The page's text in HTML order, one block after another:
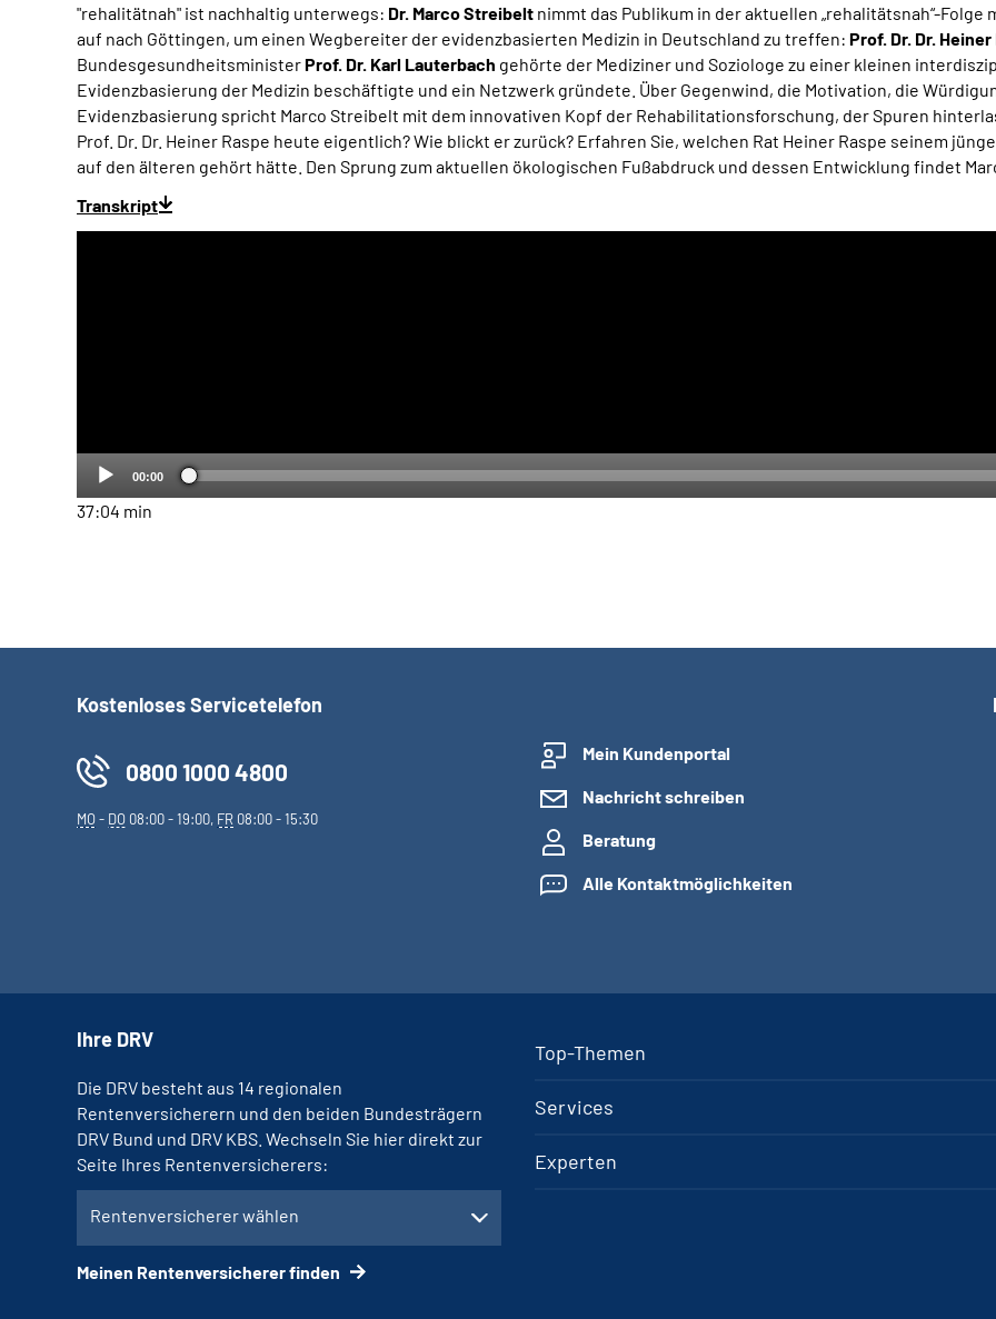
"rehalitätnah" ist nachhaltig unterwegs: Dr. Marco Streibelt nimmt das Publikum in der aktuellen „rehalitätsnah“-Folge
auf nach Göttingen, um einen Wegbereiter der evidenzbasierten Medizin in Deutschland zu treffen: Prof. Dr. Dr. Heiner
BundesgesundheitsministerProf. Dr. Karl Lauterbach gehörte der Mediziner und Soziologe zu einer kleinen
Evidenzbasierung der Medizin beschäftigte und ein Netzwerk gründete. Über Gegenwind, die Motivation, die
Evidenzbasierung spricht Marco Streibelt mit dem innovativen Kopf der Rehabilitationsforschung, der Spuren
Prof. Dr. Dr. Heiner Raspe heute eigentlich? Wie blickt er zurück? Erfahren Sie, welchen Rat Heiner Raspe seinem
auf den älteren gehört hätte. Den Sprung zum aktuellen ökologischen Fußabdruck und dessen Entwicklung findet
Transkript
00:00
37:04 min
Kostenloses Servicetelefon
0800 1000 4800
MO- DO 08:00 - 19:00, FR 08:00 - 15:30
Mein Kundenportal
Nachricht schreiben
Beratung
Alle Kontaktmöglichkeiten
Top-Themen
Services
Experten
Ihre DRV
Die DRV besteht aus 14 regionalen
Rentenversicherern und den beiden Bundesträgern
DRV Bund und DRV KBS. Wechseln Sie hier direkt zur
Seite Ihres Rentenversicherers:
Rentenversicherer wählen
Meinen Rentenversicherer finden